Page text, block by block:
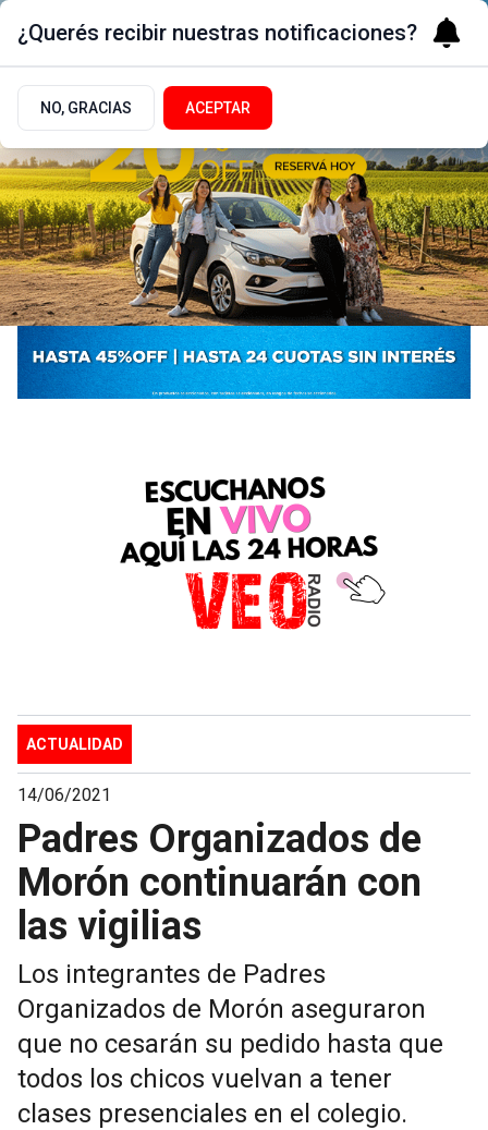
ACTUALIDAD
14/06/2021
Padres Organizados de
Morón continuarán con
las vigilias
Los integrantes de Padres
Organizados de Morón aseguraron
que no cesarán su pedido hasta que
todos los chicos vuelvan a tener
clases presenciales en el colegio.
¿Querés recibir nuestras notificaciones?
NO, GRACIAS ACEPTAR